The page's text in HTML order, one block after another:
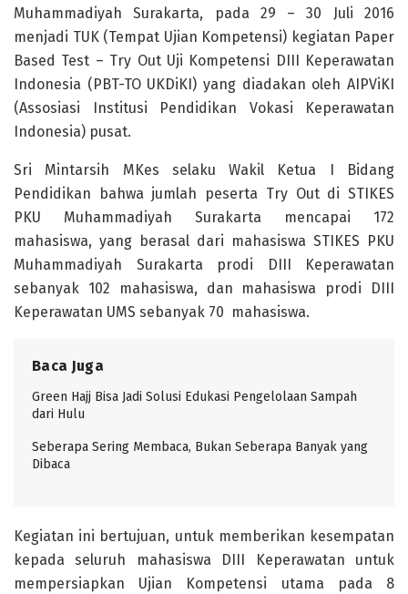
Muhammadiyah Surakarta, pada 29 – 30 Juli 2016
menjadi TUK (Tempat Ujian Kompetensi) kegiatan Paper
Based Test – Try Out Uji Kompetensi DIII Keperawatan
Indonesia (PBT-TO UKDiKI) yang diadakan oleh AIPViKI
(Assosiasi Institusi Pendidikan Vokasi Keperawatan
Indonesia) pusat.
Sri Mintarsih MKes selaku Wakil Ketua I Bidang
Pendidikan bahwa jumlah peserta Try Out di STIKES
PKU Muhammadiyah Surakarta mencapai 172
mahasiswa, yang berasal dari mahasiswa STIKES PKU
Muhammadiyah Surakarta prodi DIII Keperawatan
sebanyak 102 mahasiswa, dan mahasiswa prodi DIII
Keperawatan UMS sebanyak 70 mahasiswa.
Baca Juga
Green Hajj Bisa Jadi Solusi Edukasi Pengelolaan Sampah
dari Hulu
Seberapa Sering Membaca, Bukan Seberapa Banyak yang
Dibaca
Kegiatan ini bertujuan, untuk memberikan kesempatan
kepada seluruh mahasiswa DIII Keperawatan untuk
mempersiapkan Ujian Kompetensi utama pada 8